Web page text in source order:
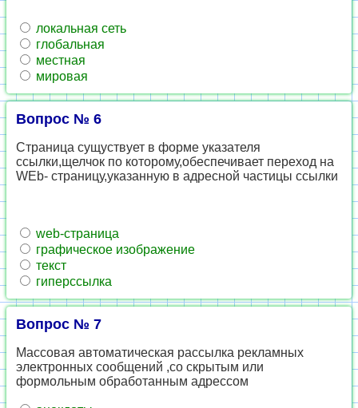
локальная сеть
глобальная
местная
мировая
Вопрос № 6
Страница сущуствует в форме указателя
ссылки,щелчок по которому,обеспечивает переход на
WEb- страницу,указанную в адресной частицы ссылки
web-страница
графическое изображение
текст
гиперссылка
Вопрос № 7
Массовая автоматическая рассылка рекламных
электронных сообщений ,со скрытым или
формольным обработанным адрессом